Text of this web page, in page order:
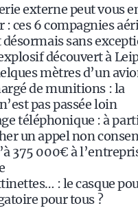
externe peut vous
: ces 6 compagnies
sans
découvert à
mètres d’un
de munitions : la
pas passée loin
téléphonique : à
un appel non
375 000€ à
: le casque
pour tous ?